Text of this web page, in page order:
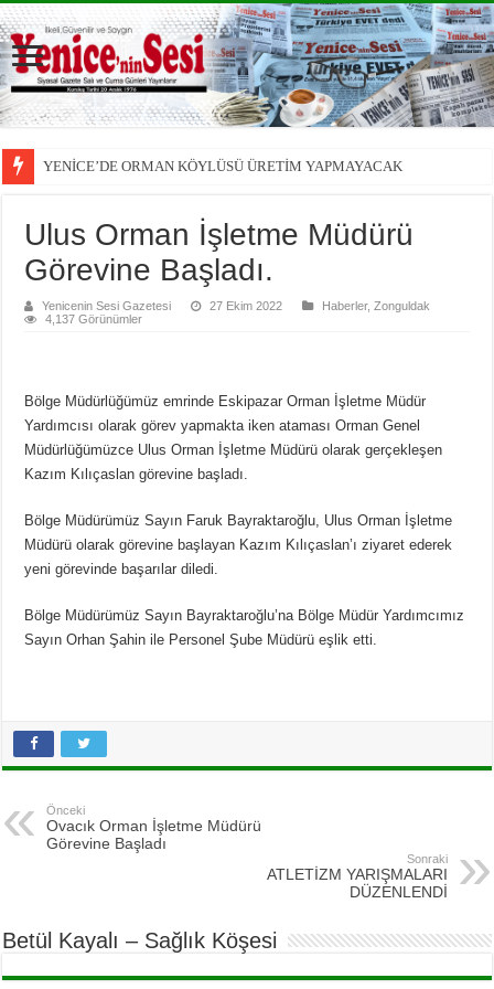
YENİCE’DE ORMAN KÖYLÜSÜ ÜRETİM YAPMAYACAK
Ulus Orman İşletme Müdürü
Görevine Başladı.
Yenicenin Sesi Gazetesi 27 Ekim 2022 Haberler,Zonguldak
4,137 Görünümler
Bölge Müdürlüğümüz emrinde Eskipazar Orman İşletme Müdür
Yardımcısı olarak görev yapmakta iken ataması Orman Genel
Müdürlüğümüzce Ulus Orman İşletme Müdürü olarak gerçekleşen
Kazım Kılıçaslan görevine başladı.
Bölge Müdürümüz Sayın Faruk Bayraktaroğlu, Ulus Orman İşletme
Müdürü olarak görevine başlayan Kazım Kılıçaslan’ı ziyaret ederek
yeni görevinde başarılar diledi.
Bölge Müdürümüz Sayın Bayraktaroğlu’na Bölge Müdür Yardımcımız
Sayın Orhan Şahin ile Personel Şube Müdürü eşlik etti.
Önceki
Ovacık Orman İşletme Müdürü
Görevine Başladı
Sonraki
ATLETİZM YARIŞMALARI
DÜZENLENDİ
Betül Kayalı – Sağlık Köşesi